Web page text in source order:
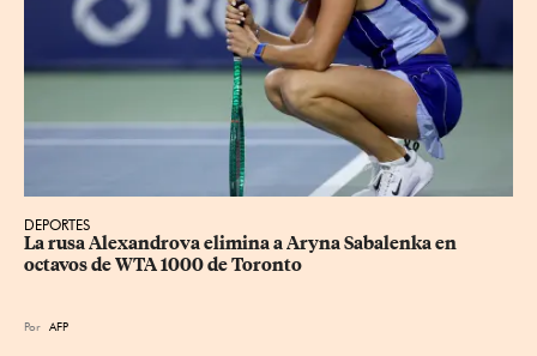
DEPORTES
La rusa Alexandrova elimina a Aryna Sabalenka en
octavos de WTA 1000 de Toronto
Por AFP